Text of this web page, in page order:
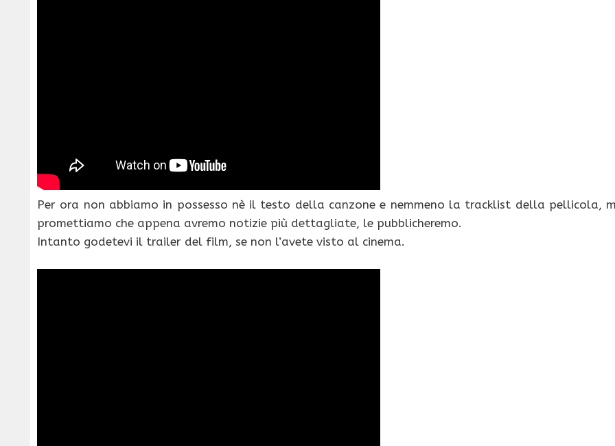
Per ora non abbiamo in possesso nè il testo della canzone e nemmeno la tracklist della pellicola,
promettiamo che appena avremo notizie più dettagliate, le pubblicheremo.
Intanto godetevi il trailer del film, se non l’avete visto al cinema.